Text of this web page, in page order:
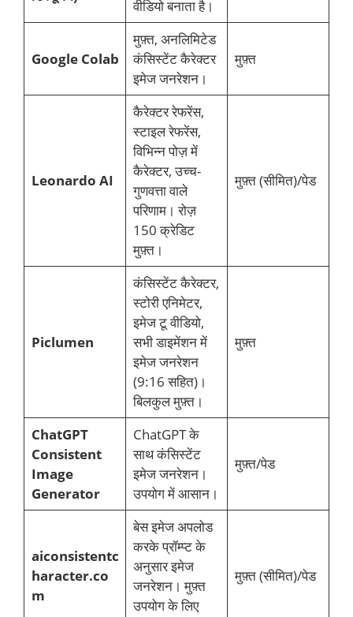
वीडियो बनाता है।
Google Colab
मुफ़्त, अनलिमिटेड
कंसिस्टेंट कैरेक्टर
इमेज जनरेशन।
मुफ़्त
Leonardo AI
कैरेक्टर रेफरेंस,
स्टाइल रेफरेंस,
विभिन्न पोज़ में
कैरेक्टर, उच्च-
गुणवत्ता वाले
परिणाम। रोज़
150 क्रेडिट
मुफ़्त।
मुफ़्त (सीमित)/पेड
Piclumen
कंसिस्टेंट कैरेक्टर,
स्टोरी एनिमेटर,
इमेज टू वीडियो,
सभी डाइमेंशन में
इमेज जनरेशन
(9:16 सहित)।
बिलकुल मुफ़्त।
मुफ़्त
ChatGPT
Consistent
Image
Generator
ChatGPT के
साथ कंसिस्टेंट
इमेज जनरेशन।
उपयोग में आसान।
मुफ़्त/पेड
aiconsistentc
haracter.co
m
बेस इमेज अपलोड
करके प्रॉम्प्ट के
अनुसार इमेज
जनरेशन। मुफ़्त
उपयोग के लिए
मुफ़्त (सीमित)/पेड